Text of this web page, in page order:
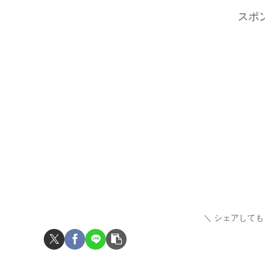
スポ
シェアして